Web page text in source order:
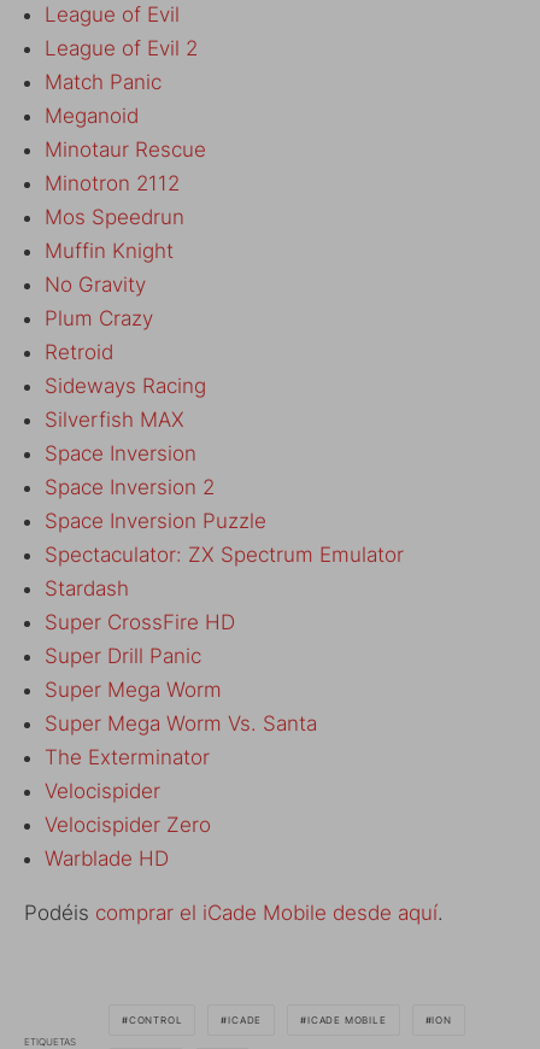
League of Evil
League of Evil 2
Match Panic
Meganoid
Minotaur Rescue
Minotron 2112
Mos Speedrun
Muffin Knight
No Gravity
Plum Crazy
Retroid
Sideways Racing
Silverfish MAX
Space Inversion
Space Inversion 2
Space Inversion Puzzle
Spectaculator: ZX Spectrum Emulator
Stardash
Super CrossFire HD
Super Drill Panic
Super Mega Worm
Super Mega Worm Vs. Santa
The Exterminator
Velocispider
Velocispider Zero
Warblade HD
Podéis comprar el iCade Mobile desde aquí.
ETIQUETAS
CONTROL ICADE ICADE MOBILE ION